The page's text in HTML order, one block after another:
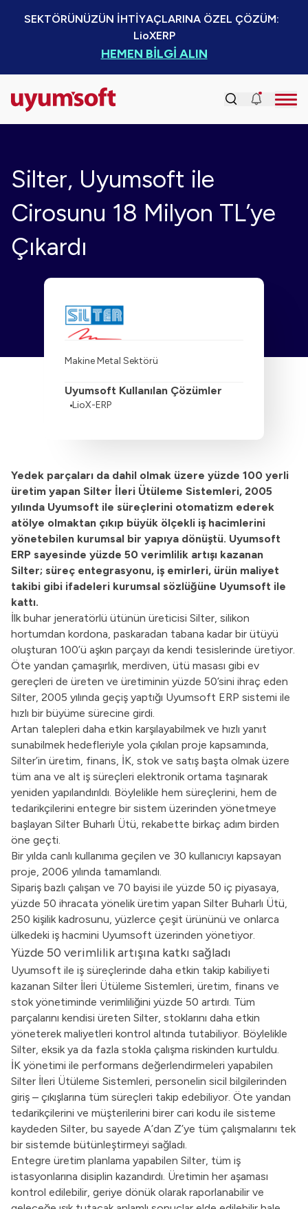
SEKTÖRÜNÜZÜN İHTİYAÇLARINA ÖZEL ÇÖZÜM:
LioXERP
HEMEN BİLGİ ALIN
Silter, Uyumsoft ile
Cirosunu 18 Milyon TL’ye
Çıkardı
Makine Metal Sektörü
Uyumsoft Kullanılan Çözümler
LioX-ERP
Yedek parçaları da dahil olmak üzere yüzde 100 yerli
üretim yapan Silter İleri Ütüleme Sistemleri, 2005
yılında Uyumsoft ile süreçlerini otomatizm ederek
atölye olmaktan çıkıp büyük ölçekli iş hacimlerini
yönetebilen kurumsal bir yapıya dönüştü. Uyumsoft
ERP sayesinde yüzde 50 verimlilik artışı kazanan
Silter; süreç entegrasyonu, iş emirleri, ürün maliyet
takibi gibi ifadeleri kurumsal sözlüğüne Uyumsoft ile
kattı.
İlk buhar jeneratörlü ütünün üreticisi Silter, silikon
hortumdan kordona, paskaradan tabana kadar bir ütüyü
oluşturan 100’ü aşkın parçayı da kendi tesislerinde üretiyor.
Öte yandan çamaşırlık, merdiven, ütü masası gibi ev
gereçleri de üreten ve üretiminin yüzde 50’sini ihraç eden
Silter, 2005 yılında geçiş yaptığı Uyumsoft ERP sistemi ile
hızlı bir büyüme sürecine girdi.
Artan talepleri daha etkin karşılayabilmek ve hızlı yanıt
sunabilmek hedefleriyle yola çıkılan proje kapsamında,
Silter’in üretim, finans, İK, stok ve satış başta olmak üzere
tüm ana ve alt iş süreçleri elektronik ortama taşınarak
yeniden yapılandırıldı. Böylelikle hem süreçlerini, hem de
tedarikçilerini entegre bir sistem üzerinden yönetmeye
başlayan Silter Buharlı Ütü, rekabette birkaç adım birden
öne geçti.
Bir yılda canlı kullanıma geçilen ve 30 kullanıcıyı kapsayan
proje, 2006 yılında tamamlandı.
Sipariş bazlı çalışan ve 70 bayisi ile yüzde 50 iç piyasaya,
yüzde 50 ihracata yönelik üretim yapan Silter Buharlı Ütü,
250 kişilik kadrosunu, yüzlerce çeşit ürününü ve onlarca
ülkedeki iş hacmini Uyumsoft üzerinden yönetiyor.
Yüzde 50 verimlilik artışına katkı sağladı
Uyumsoft ile iş süreçlerinde daha etkin takip kabiliyeti
kazanan Silter İleri Ütüleme Sistemleri, üretim, finans ve
stok yönetiminde verimliliğini yüzde 50 artırdı. Tüm
parçalarını kendisi üreten Silter, stoklarını daha etkin
yöneterek maliyetleri kontrol altında tutabiliyor. Böylelikle
Silter, eksik ya da fazla stokla çalışma riskinden kurtuldu.
İK yönetimi ile performans değerlendirmeleri yapabilen
Silter İleri Ütüleme Sistemleri, personelin sicil bilgilerinden
giriş – çıkışlarına tüm süreçleri takip edebiliyor. Öte yandan
tedarikçilerini ve müşterilerini birer cari kodu ile sisteme
kaydeden Silter, bu sayede A’dan Z’ye tüm çalışmalarını tek
bir sistemde bütünleştirmeyi sağladı.
Entegre üretim planlama yapabilen Silter, tüm iş
istasyonlarına disiplin kazandırdı. Üretimin her aşaması
kontrol edilebilir, geriye dönük olarak raporlanabilir ve